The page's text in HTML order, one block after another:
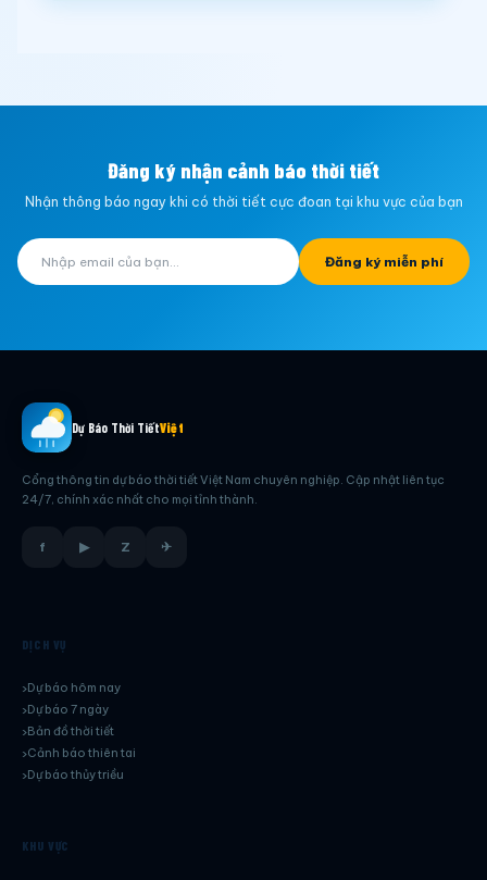
Đăng ký nhận cảnh báo thời tiết
Nhận thông báo ngay khi có thời tiết cực đoan tại khu vực của bạn
Đăng ký miễn phí
Dự Báo Thời TiếtViệt
Cổng thông tin dự báo thời tiết Việt Nam chuyên nghiệp. Cập nhật liên tục
24/7, chính xác nhất cho mọi tỉnh thành.
f ▶ Z ✈
DỊCH VỤ
Dự báo hôm nay
Dự báo 7 ngày
Bản đồ thời tiết
Cảnh báo thiên tai
Dự báo thủy triều
KHU VỰC